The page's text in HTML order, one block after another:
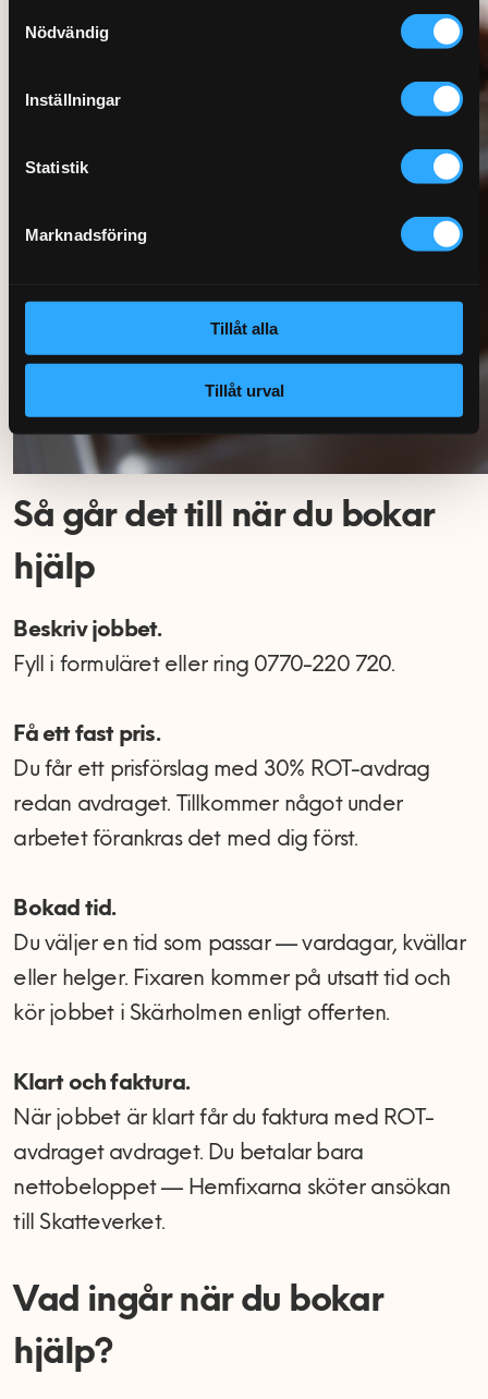
Nödvändig
Inställningar
Statistik
Marknadsföring
Tillåt alla
Tillåt urval
Så går det till när du bokar
hjälp
Beskriv jobbet.
Fyll i formuläret eller ring 0770-220 720.
Få ett fast pris.
Du får ett prisförslag med 30% ROT-avdrag
redan avdraget. Tillkommer något under
arbetet förankras det med dig först.
Bokad tid.
Du väljer en tid som passar — vardagar, kvällar
eller helger. Fixaren kommer på utsatt tid och
kör jobbet i Skärholmen enligt offerten.
Klart och faktura.
När jobbet är klart får du faktura med ROT-
avdraget avdraget. Du betalar bara
nettobeloppet — Hemfixarna sköter ansökan
till Skatteverket.
Vad ingår när du bokar
hjälp?